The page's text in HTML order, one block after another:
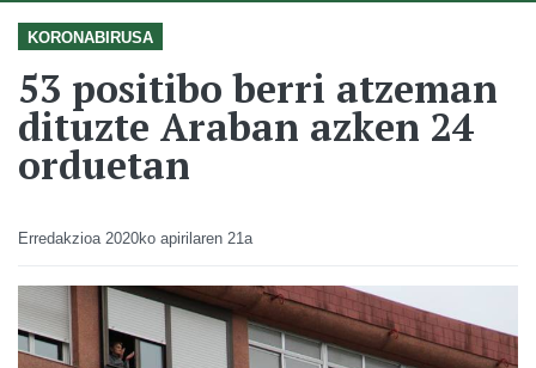
KORONABIRUSA
53 positibo berri atzeman
dituzte Araban azken 24
orduetan
Erredakzioa 2020ko apirilaren 21a